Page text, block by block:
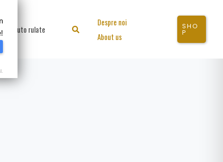
Auto rulate Search
Despre noi
About us
SHO
P